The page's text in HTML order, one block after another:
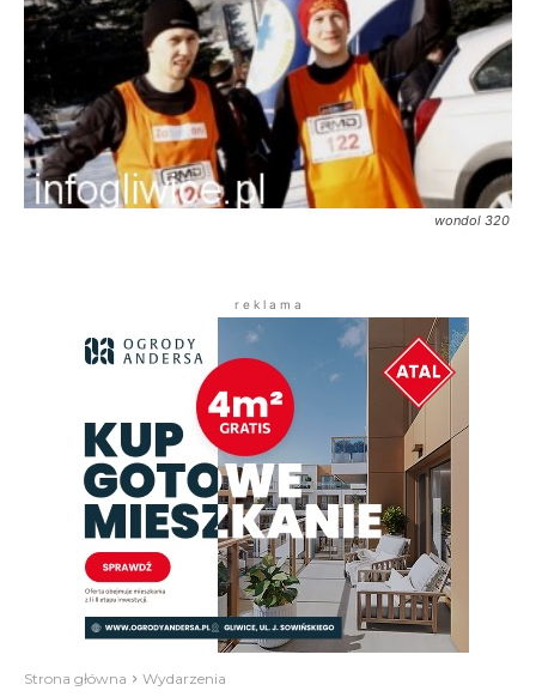
wondol 320
r e k l a m a
Strona główna Wydarzenia